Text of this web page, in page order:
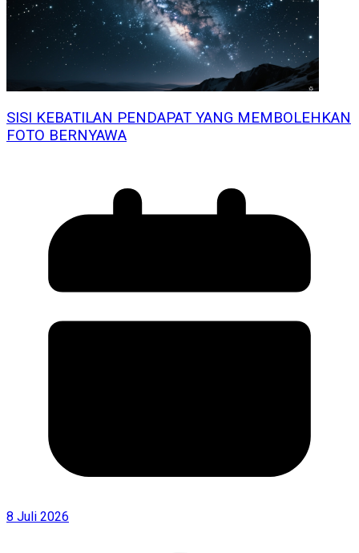
SISI KEBATILAN PENDAPAT YANG MEMBOLEHKAN
FOTO BERNYAWA
8 Juli 2026